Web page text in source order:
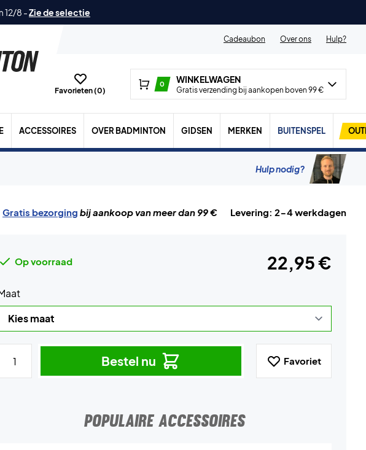
12/8 -Zie de selectie
Cadeaubon
Over ons Hulp?
Favorieten (0)
0 WINKELWAGEN
Gratis verzending bij aankopen boven 99 €
ACCESSOIRES OVER BADMINTON GIDSEN MERKEN BUITENSPEL
Hulp nodig?
Gratis bezorging bij aankoop van meer dan 99 € Levering: 2-4 werkdagen
Op voorraad 22,95 €
Bestel nu Favoriet
POPULAIRE ACCESSOIRES